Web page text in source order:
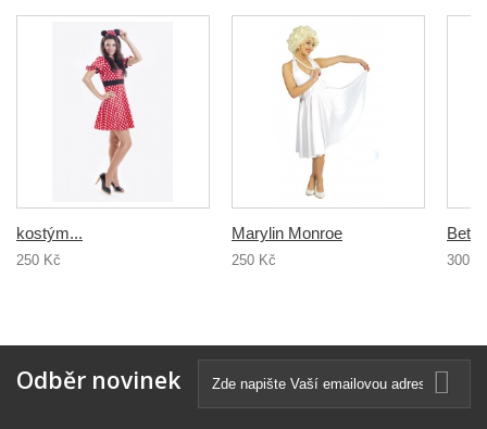
kostým...
250 Kč
Marylin Monroe
250 Kč 300
Odběr novinek